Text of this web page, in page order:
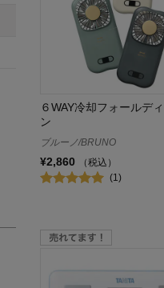
６WAY冷却フォールデ
ン
ブルーノ/BRUNO
¥2,860
（税込）
(1)